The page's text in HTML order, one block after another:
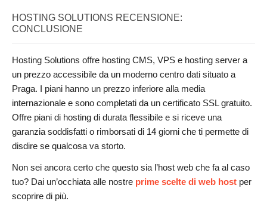
HOSTING SOLUTIONS RECENSIONE:
CONCLUSIONE
Hosting Solutions offre hosting CMS, VPS e hosting server a
un prezzo accessibile da un moderno centro dati situato a
Praga. I piani hanno un prezzo inferiore alla media
internazionale e sono completati da un certificato SSL gratuito.
Offre piani di hosting di durata flessibile e si riceve una
garanzia soddisfatti o rimborsati di 14 giorni che ti permette di
disdire se qualcosa va storto.
Non sei ancora certo che questo sia l’host web che fa al caso
tuo? Dai un’occhiata alle nostre prime scelte di web host per
scoprire di più.